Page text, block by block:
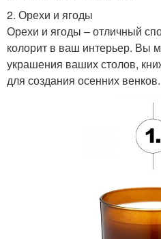
2. Орехи и ягоды
Орехи и ягоды – отличный
колорит в ваш интерьер. Вы
украшения ваших столов,
для создания осенних венков.